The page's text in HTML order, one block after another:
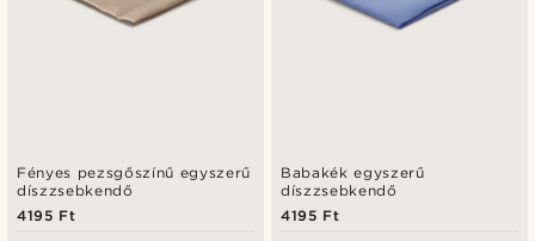
Fényes pezsgőszínű egyszerű
díszzsebkendő
4195 Ft
Babakék egyszerű
díszzsebkendő
4195 Ft